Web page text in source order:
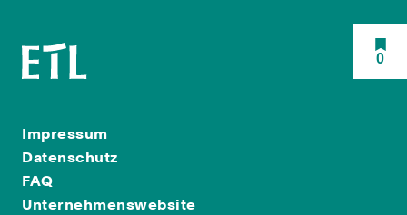
0
Impressum
Datenschutz
FAQ
Unternehmenswebsite